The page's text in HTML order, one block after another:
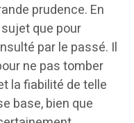
prudence. En
que pour
par le passé. Il
ne pas tomber
la fiabilité de telle
base, bien que